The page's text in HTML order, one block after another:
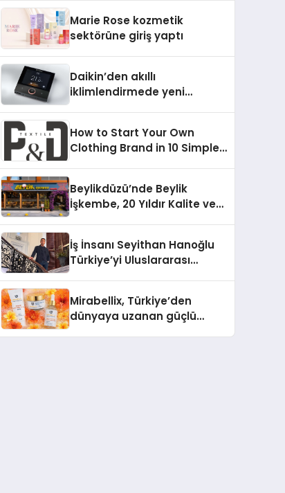
Aldı
Marie Rose kozmetik
sektörüne giriş yaptı
Daikin’den akıllı
iklimlendirmede yeni
How to Start Your Own
Clothing Brand in 10 Simple
Beylikdüzü’nde Beylik
İşkembe, 20 Yıldır Kalite ve
İş İnsanı Seyithan Hanoğlu
Türkiye’yi Uluslararası
Mirabellix, Türkiye’den
dünyaya uzanan güçlü